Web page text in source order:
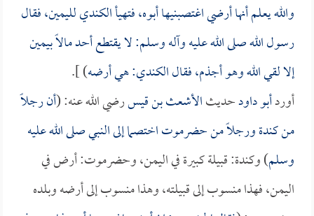
والله يعلم أنها أرضي اغتصبنيها أبوه، فتهيأ الكندي لليمين، فقال
رسول الله صلى الله عليه وآله وسلم: لا يقتطع أحد مالاً بيمين
إلا لقي الله وهو أجذم، فقال الكندي: هي أرضه) ].
أوردأبو داودحديثالأشعث بن قيسرضي الله عنه: (أن رجلاً
من كندة ورجلاً من حضرموت اختصما إلى النبي صلى الله عليه
وسلم) وكندة: قبيلة كبيرة في اليمن، وحضرموت: أرض في
اليمن، فهذا منسوب إلى قبيلته، وهذا منسوب إلى أرضه وبلده